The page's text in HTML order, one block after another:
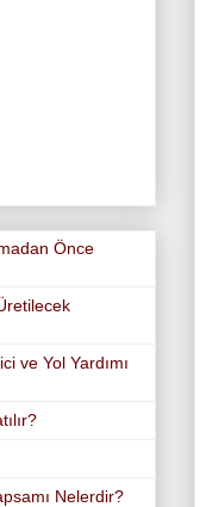
Önce
ve Yol Yardımı
Nelerdir?